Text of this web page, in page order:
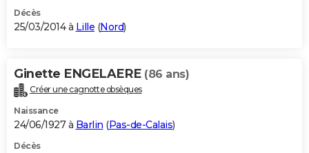
Décès
25/03/2014 à Lille (Nord)
Ginette ENGELAERE (86 ans)
Créer une cagnotte obsèques
Naissance
24/06/1927 à Barlin (Pas-de-Calais)
Décès